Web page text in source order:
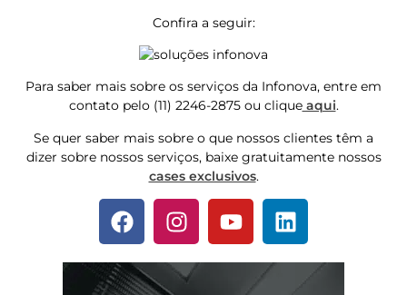
Confira a seguir:
Para saber mais sobre os serviços da Infonova, entre em
contato pelo (11) 2246-2875 ou cliqueaqui.
Se quer saber mais sobre o que nossos clientes têm a
dizer sobre nossos serviços, baixe gratuitamente nossos
cases exclusivos.